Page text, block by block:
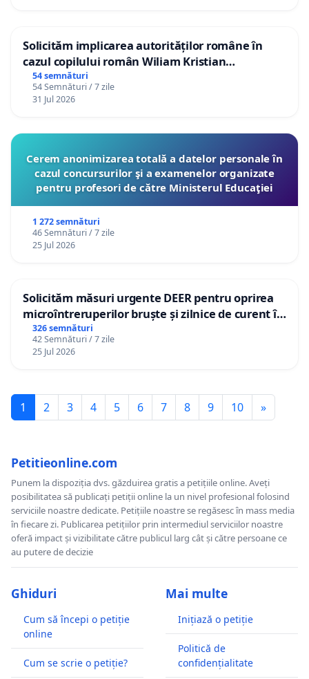
Solicităm implicarea autorităților române în
cazul copilului român Wiliam Kristian
Gheorghe, aflat în plasament în Danemarca de
12 ani
54 semnături
54 Semnături / 7 zile
31 Jul 2026
Cerem anonimizarea totală a datelor personale în
cazul concursurilor şi a examenelor organizate
pentru profesori de către Ministerul Educaţiei
1 272 semnături
46 Semnături / 7 zile
25 Jul 2026
Solicităm măsuri urgente DEER pentru oprirea
microîntreruperilor bruște și zilnice de curent în
Sâncraiu de Mureș și Nazna
326 semnături
42 Semnături / 7 zile
25 Jul 2026
1 2 3 4 5 6 7 8 9 10 »
Petitieonline.com
Punem la dispoziția dvs. găzduirea gratis a petițiile online. Aveți
posibilitatea să publicați petiții online la un nivel profesional folosind
serviciile noastre dedicate. Petițiile noastre se regăsesc în mass media
în fiecare zi. Publicarea petițiilor prin intermediul serviciilor noastre
oferă impact și vizibilitate către publicul larg cât și către persoane ce
au putere de decizie
Ghiduri
Cum să începi o petiție
online
Cum se scrie o petiție?
Mai multe
Inițiază o petiție
Politică de
confidențialitate